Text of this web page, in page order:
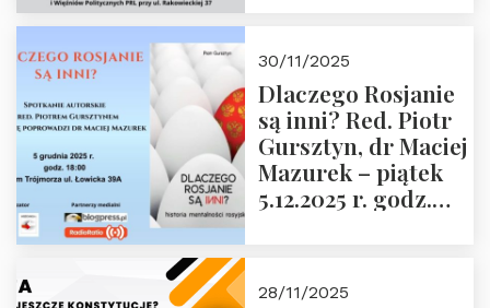
zwiedzanie
Muzeum Żołnierzy
Wyklętych i
Więźniów
Politycznych PRL o
godz. 16:00 – 19
30/11/2025
Dlaczego Rosjanie
są inni? Red. Piotr
Gursztyn, dr Maciej
Mazurek – piątek
5.12.2025 r. godz.
28/11/2025